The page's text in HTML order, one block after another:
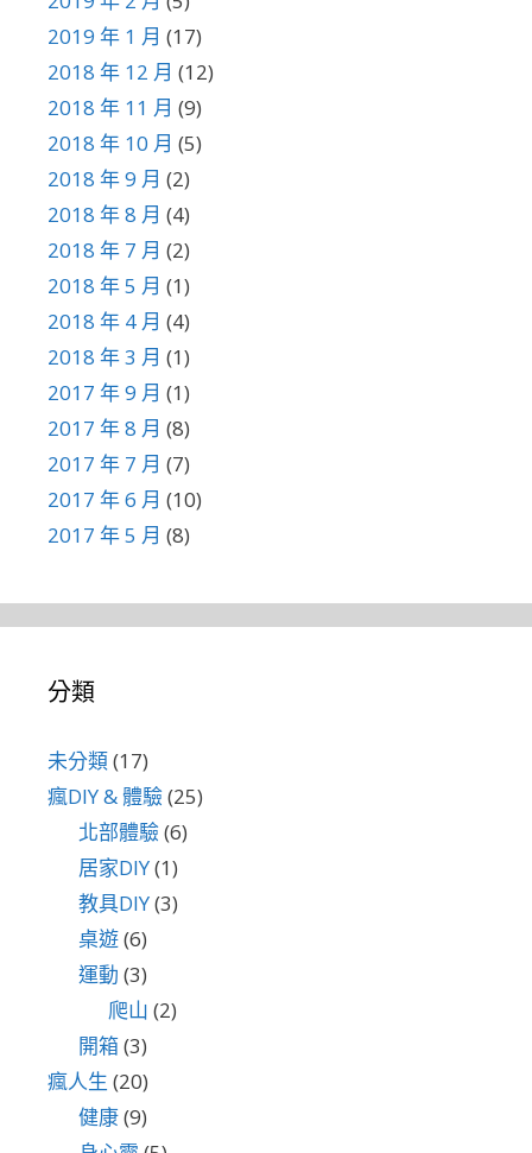
2019 年 1 月 (17)
2018 年 12 月 (12)
2018 年 11 月 (9)
2018 年 10 月 (5)
2018 年 9 月 (2)
2018 年 8 月 (4)
2018 年 7 月 (2)
2018 年 5 月 (1)
2018 年 4 月 (4)
2018 年 3 月 (1)
2017 年 9 月 (1)
2017 年 8 月 (8)
2017 年 7 月 (7)
2017 年 6 月 (10)
2017 年 5 月 (8)
分類
未分類(17)
瘋DIY & 體驗(25)
北部體驗(6)
居家DIY(1)
教具DIY(3)
桌遊(6)
運動 (3)
爬山 (2)
開箱(3)
瘋人生 (20)
健康(9)